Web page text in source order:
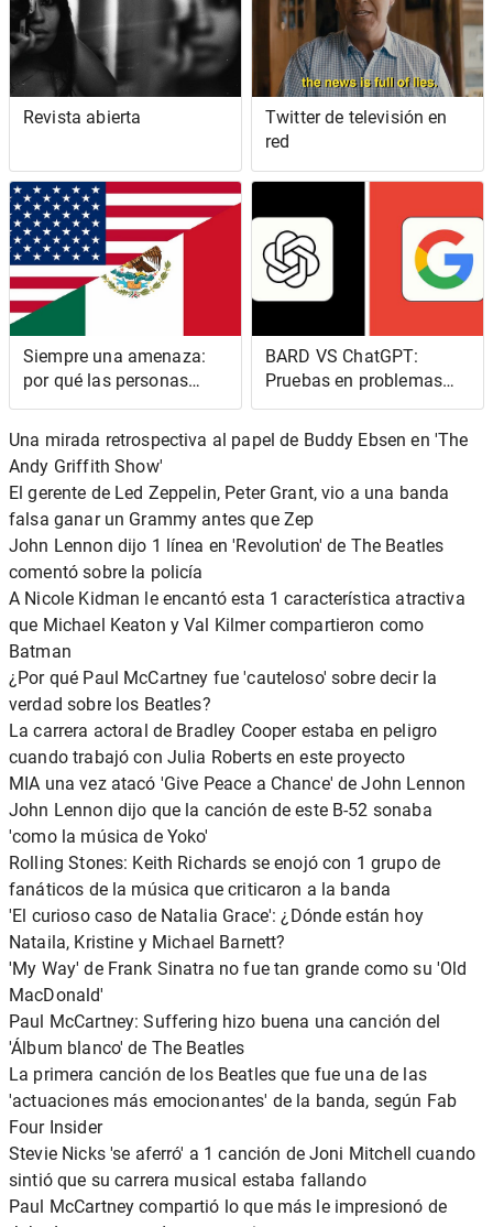
Revista abierta
Twitter de televisión en
red
Siempre una amenaza:
por qué las personas
marrones y negras no
pueden sentirse cómodas
en los Estados Unidos
BARD VS ChatGPT:
Pruebas en problemas
analíticos
Una mirada retrospectiva al papel de Buddy Ebsen en 'The
Andy Griffith Show'
El gerente de Led Zeppelin, Peter Grant, vio a una banda
falsa ganar un Grammy antes que Zep
John Lennon dijo 1 línea en 'Revolution' de The Beatles
comentó sobre la policía
A Nicole Kidman le encantó esta 1 característica atractiva
que Michael Keaton y Val Kilmer compartieron como
Batman
¿Por qué Paul McCartney fue 'cauteloso' sobre decir la
verdad sobre los Beatles?
La carrera actoral de Bradley Cooper estaba en peligro
cuando trabajó con Julia Roberts en este proyecto
MIA una vez atacó 'Give Peace a Chance' de John Lennon
John Lennon dijo que la canción de este B-52 sonaba
'como la música de Yoko'
Rolling Stones: Keith Richards se enojó con 1 grupo de
fanáticos de la música que criticaron a la banda
'El curioso caso de Natalia Grace': ¿Dónde están hoy
Nataila, Kristine y Michael Barnett?
'My Way' de Frank Sinatra no fue tan grande como su 'Old
MacDonald'
Paul McCartney: Suffering hizo buena una canción del
'Álbum blanco' de The Beatles
La primera canción de los Beatles que fue una de las
'actuaciones más emocionantes' de la banda, según Fab
Four Insider
Stevie Nicks 'se aferró' a 1 canción de Joni Mitchell cuando
sintió que su carrera musical estaba fallando
Paul McCartney compartió lo que más le impresionó de